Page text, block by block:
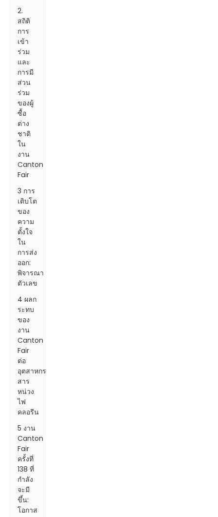
2.
สถิติ
การ
เข้า
ร่วม
และ
การมี
ส่วน
ร่วม
ของผู้
ซื้อ
ต่าง
ชาติ
ใน
งาน
Canton
Fair
3 การ
เติบโต
ของ
ความ
ตั้งใจ
ใน
การส่ง
ออก:
พิจารณา
ตัวเลข
4 ผลก
ระทบ
ของ
งาน
Canton
Fair
ต่อ
อุตสาหกรรม
สาร
หน่วง
ไฟ
คลอรีน
5 งาน
Canton
Fair
ครั้งที่
138 ที่
กำลัง
จะมี
ขึ้น:
โอกาส